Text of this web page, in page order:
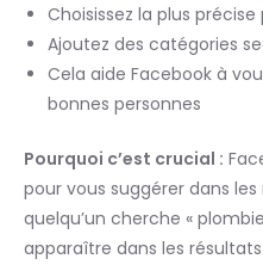
Choisissez la plus précise
Ajoutez des catégories
Cela aide Facebook à
bonnes personnes
Pourquoi c’est crucial :
pour vous suggérer dans
quelqu’un cherche «
apparaître dans les résultats.